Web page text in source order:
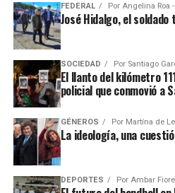
FEDERAL Por Angelina Roa
José Hidalgo, el
SOCIEDAD Por Santiago
El llanto del kilómetro
policial que conmovió a
GÉNEROS Por Martína de
La ideología, una
DEPORTES Por Ambar